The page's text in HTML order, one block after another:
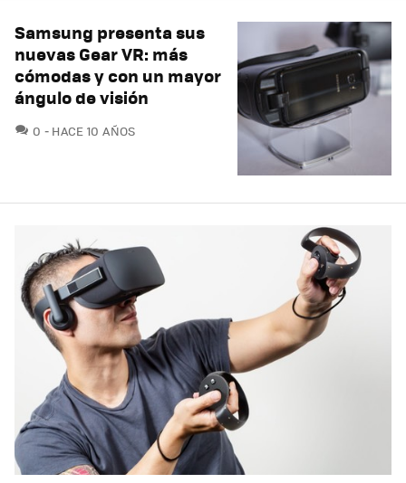
Samsung presenta sus
nuevas Gear VR: más
cómodas y con un mayor
ángulo de visión
0 COMENTARIOS
HACE 10 AÑOS